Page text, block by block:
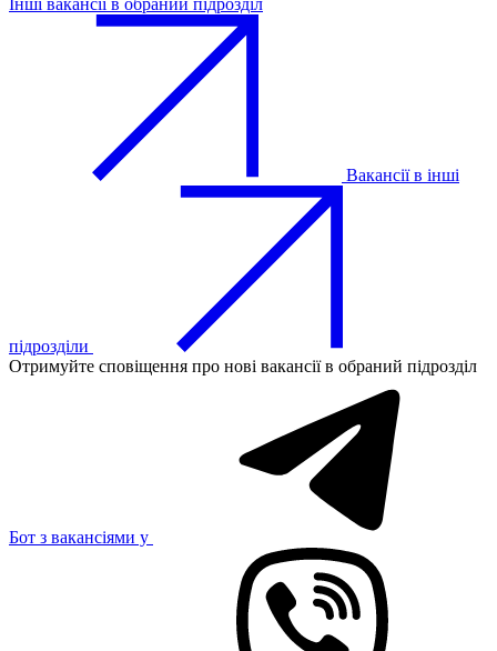
Інші вакансії в обраний підрозділ
Вакансії в інші
підрозділи
Отримуйте сповіщення про нові вакансії в обраний підрозділ
Бот з вакансіями у